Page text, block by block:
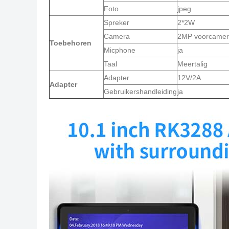
Foto jpeg
Toebehoren
Spreker
2*2W
Camera
2MP
Micphone
ja
Taal
Meertalig
Adapter
Adapter
12V/2A
Gebruikershandleidingja